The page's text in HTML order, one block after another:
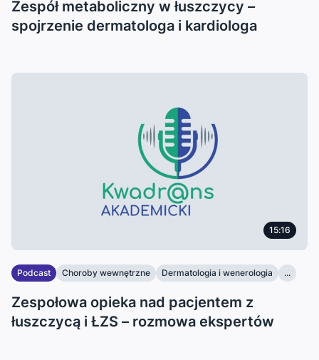
Zespół metaboliczny w łuszczycy –
spojrzenie dermatologa i kardiologa
15:16
Podcast Choroby wewnętrzne Dermatologia i wenerologia ...
Zespołowa opieka nad pacjentem z
łuszczycą i ŁZS – rozmowa ekspertów